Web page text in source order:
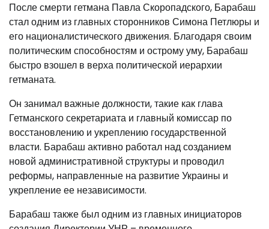
После смерти гетмана Павла Скоропадского, Барабаш
стал одним из главных сторонников Симона Петлюры и
его националистического движения. Благодаря своим
политическим способностям и острому уму, Барабаш
быстро взошел в верха политической иерархии
гетманата.
Он занимал важные должности, такие как глава
Гетманского секретариата и главный комиссар по
восстановлению и укреплению государственной
власти. Барабаш активно работал над созданием
новой административной структуры и проводил
реформы, направленные на развитие Украины и
укрепление ее независимости.
Барабаш также был одним из главных инициаторов